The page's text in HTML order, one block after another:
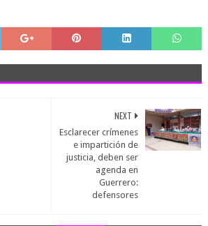
NEXT
Esclarecer crímenes
e impartición de
justicia, deben ser
agenda en
Guerrero:
defensores